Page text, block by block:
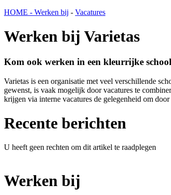
HOME - Werken bij - Vacatures
Werken bij Varietas
Kom ook werken in een kleurrijke
Varietas is een organisatie met veel verschillende
gewenst, is vaak mogelijk door vacatures te
krijgen via interne vacatures de gelegenheid om
Recente berichten
U heeft geen rechten om dit artikel te raadplegen
Werken bij